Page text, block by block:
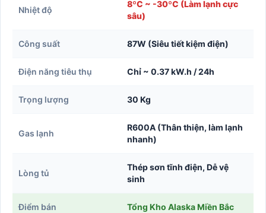
Nhiệt độ
8ºC ~ -30ºC (Làm lạnh cực
sâu)
Công suất 87W (Siêu tiết kiệm điện)
Điện năng tiêu thụ Chỉ ~ 0.37 kW.h / 24h
Trọng lượng 30 Kg
Gas lạnh
R600A (Thân thiện, làm lạnh
nhanh)
Lòng tủ
Thép sơn tĩnh điện, Dễ vệ
sinh
Điểm bán Tổng Kho Alaska Miền Bắc